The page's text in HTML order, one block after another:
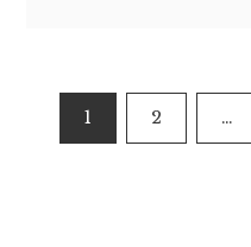
Paginación
de
1 2 …